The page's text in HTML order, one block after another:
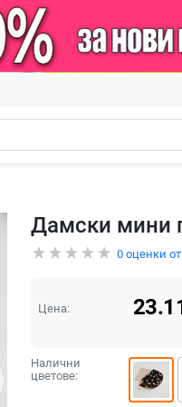
Дамски мини
0оценки от
Цена:
Налични
цветове: